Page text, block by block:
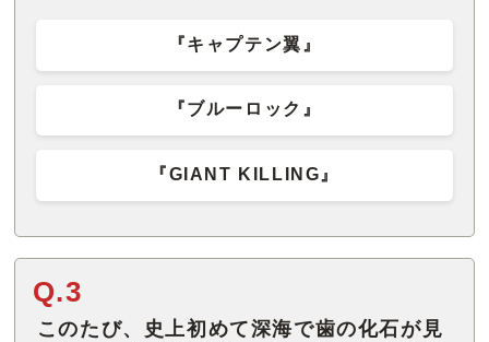
『キャプテン翼』
『ブルーロック』
『GIANT KILLING』
Q.3
このたび、史上初めて深海で歯の化石が見